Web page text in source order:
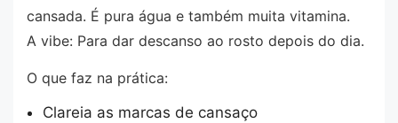
cansada. É pura água e também muita vitamina.
A vibe: Para dar descanso ao rosto depois do dia.
O que faz na prática:
Clareia as marcas de cansaço